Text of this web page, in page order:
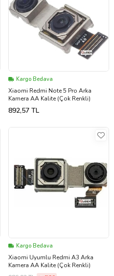
Kargo Bedava
Xiaomi Redmi Note 5 Pro Arka
Kamera AA Kalite (Çok Renkli)
892,57 TL
Kargo Bedava
Xiaomi Uyumlu Redmi A3 Arka
Kamera AA Kalite (Çok Renkli)